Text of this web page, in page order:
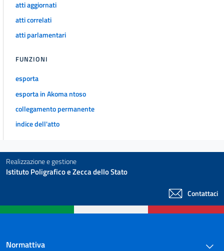
atti aggiornati
atti correlati
atti parlamentari
FUNZIONI
esporta
esporta in Akoma ntoso
collegamento permanente
indice dell'atto
Realizzazione e gestione
Istituto Poligrafico e Zecca dello Stato
Contattaci
Normattiva